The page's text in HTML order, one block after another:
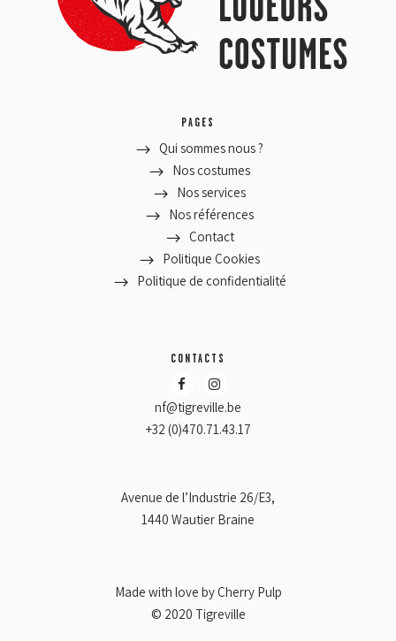
PAGES
Qui sommes nous ?
Nos costumes
Nos services
Nos références
Contact
Politique Cookies
Politique de confidentialité
CONTACTS
nf@tigreville.be
+32 (0)470.71.43.17
Avenue de l’Industrie 26/E3,
1440 Wautier Braine
Made with love byCherry Pulp
© 2020 Tigreville